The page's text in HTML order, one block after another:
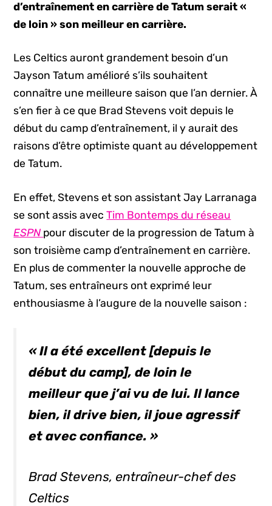
d’entraînement en carrière de Tatum serait «
de loin » son meilleur en carrière.
Les Celtics auront grandement besoin d’un
Jayson Tatum amélioré s’ils souhaitent
connaître une meilleure saison que l’an dernier. À
s’en fier à ce que Brad Stevens voit depuis le
début du camp d’entraînement, il y aurait des
raisons d’être optimiste quant au développement
de Tatum.
En effet, Stevens et son assistant Jay Larranaga
se sont assis avecTim Bontemps du réseau
ESPN pour discuter de la progression de Tatum à
son troisième camp d’entraînement en carrière.
En plus de commenter la nouvelle approche de
Tatum, ses entraîneurs ont exprimé leur
enthousiasme à l’augure de la nouvelle saison :
« Il a été excellent [depuis le
début du camp], de loin le
meilleur que j’ai vu de lui. Il lance
bien, ildrivebien, il joue agressif
et avec confiance. »
Brad Stevens, entraîneur-chef des
Celtics